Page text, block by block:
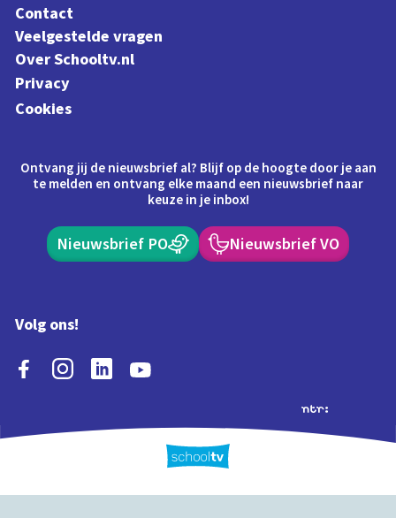
Contact
Veelgestelde vragen
Over Schooltv.nl
Privacy
Cookies
Ontvang jij de nieuwsbrief al? Blijf op de hoogte door je aan
te melden en ontvang elke maand een nieuwsbrief naar
keuze in je inbox!
Nieuwsbrief PO Nieuwsbrief VO
Volg ons!